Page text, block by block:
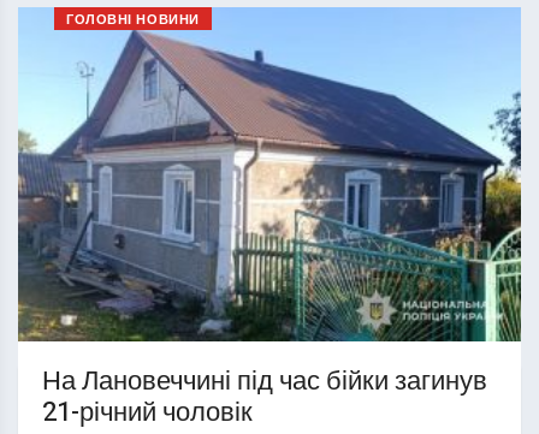
ГОЛОВНІ НОВИНИ
На Лановеччині під час бійки загинув
21-річний чоловік